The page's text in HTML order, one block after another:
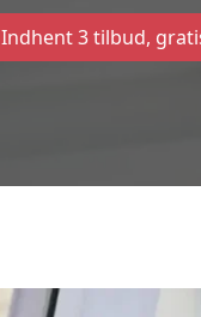
Indhent 3 tilbud,